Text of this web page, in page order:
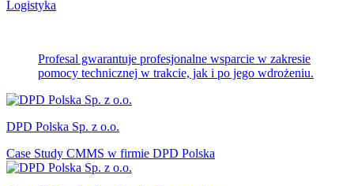
Logistyka
Profesal gwarantuje profesjonalne wsparcie w zakresie
pomocy technicznej w trakcie, jak i po jego wdrożeniu.
DPD Polska Sp. z o.o.
Case Study CMMS w firmie DPD Polska